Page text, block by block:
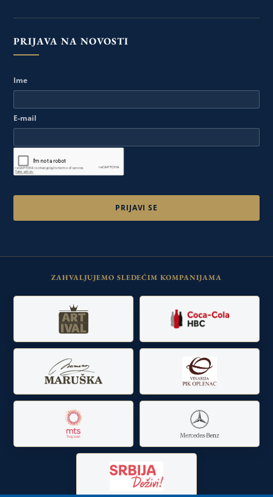
PRIJAVA NA NOVOSTI
Ime
E-mail
ZAHVALJUJEMO SLEDEĆIM KOMPANIJAMA